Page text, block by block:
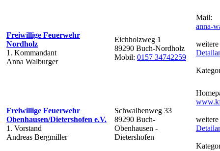
Freiwillige Feuerwehr
Nordholz
1. Kommandant
Anna Walburger
Eichholzweg 1
89290 Buch-Nordholz
Mobil: 0157 34742259
Mail:
anna-
Freiwillige Feuerwehr
Obenhausen/Dietershofen e.V.
1. Vorstand
Andreas Bergmiller
Schwalbenweg 33
89290 Buch-
Obenhausen -
Dietershofen